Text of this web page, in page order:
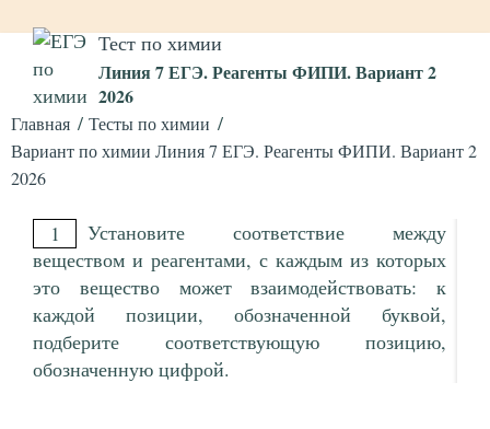
Тест по химии
Линия 7 ЕГЭ. Реагенты ФИПИ. Вариант 2
2026
Главная
Тесты по химии
Вариант по химии Линия 7 ЕГЭ. Реагенты ФИПИ. Вариант 2
2026
1
Установите соответствие между
веществом и реагентами, с каждым из которых
это вещество может взаимодействовать: к
каждой позиции, обозначенной буквой,
подберите соответствующую позицию,
обозначенную цифрой.